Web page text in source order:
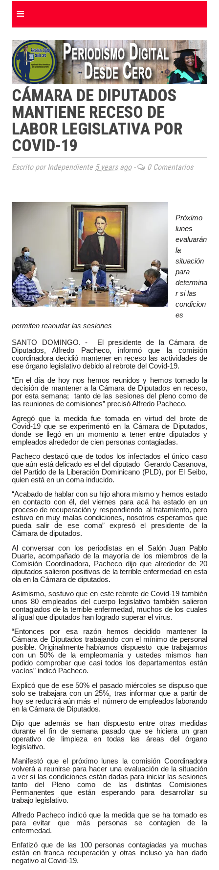
≡
CÁMARA DE DIPUTADOS
MANTIENE RECESO DE
LABOR LEGISLATIVA POR
COVID-19
Escrito por Independiente 5 years ago- 0 Comentarios
Próximo
lunes
evaluarán
la
situación
para
determina
r si las
condicion
es
permiten reanudar las sesiones
SANTO DOMINGO. - El presidente de la Cámara de
Diputados, Alfredo Pacheco, informó que la comisión
coordinadora decidió mantener en receso las actividades de
ese órgano legislativo debido al rebrote del Covid-19.
“En el día de hoy nos hemos reunidos y hemos tomado la
decisión de mantener a la Cámara de Diputados en receso,
por esta semana; tanto de las sesiones del pleno como de
las reuniones de comisiones” precisó Alfredo Pacheco.
Agregó que la medida fue tomada en virtud del brote de
Covid-19 que se experimentó en la Cámara de Diputados,
donde se llegó en un momento a tener entre diputados y
empleados alrededor de cien personas contagiadas.
Pacheco destacó que de todos los infectados el único caso
que aún está delicado es el del diputado Gerardo Casanova,
del Partido de la Liberación Dominicano (PLD), por El Seibo,
quien está en un coma inducido.
“Acabado de hablar con su hijo ahora mismo y hemos estado
en contacto con él, del viernes para acá ha estado en un
proceso de recuperación y respondiendo al tratamiento, pero
estuvo en muy malas condiciones, nosotros esperamos que
pueda salir de ese coma” expresó el presidente de la
Cámara de diputados.
Al conversar con los periodistas en el Salón Juan Pablo
Duarte, acompañado de la mayoría de los miembros de la
Comisión Coordinadora, Pacheco dijo que alrededor de 20
diputados salieron positivos de la terrible enfermedad en esta
ola en la Cámara de diputados.
Asimismo, sostuvo que en este rebrote de Covid-19 también
unos 80 empleados del cuerpo legislativo también salieron
contagiados de la terrible enfermedad, muchos de los cuales
al igual que diputados han logrado superar el virus.
“Entonces por esa razón hemos decidido mantener la
Cámara de Diputados trabajando con el mínimo de personal
posible. Originalmente habíamos dispuesto que trabajamos
con un 50% de la empleomanía y ustedes mismos han
podido comprobar que casi todos los departamentos están
vacíos” indicó Pacheco.
Explicó que de ese 50% el pasado miércoles se dispuso que
solo se trabajara con un 25%, tras informar que a partir de
hoy se reducirá aún más el número de empleados laborando
en la Cámara de Diputados.
Dijo que además se han dispuesto entre otras medidas
durante el fin de semana pasado que se hiciera un gran
operativo de limpieza en todas las áreas del órgano
legislativo.
Manifestó que el próximo lunes la comisión Coordinadora
volverá a reunirse para hacer una evaluación de la situación
a ver si las condiciones están dadas para iniciar las sesiones
tanto del Pleno como de las distintas Comisiones
Permanentes que están esperando para desarrollar su
trabajo legislativo.
Alfredo Pacheco indicó que la medida que se ha tomado es
para evitar que más personas se contagien de la
enfermedad.
Enfatizó que de las 100 personas contagiadas ya muchas
están en franca recuperación y otras incluso ya han dado
negativo al Covid-19.